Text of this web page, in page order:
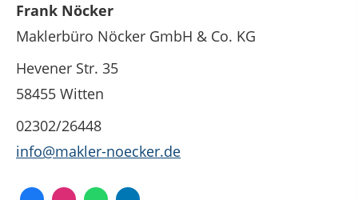
Frank Nöcker
Maklerbüro Nöcker GmbH & Co. KG
Hevener Str. 35
58455 Witten
02302/26448
info@makler-noecker.de